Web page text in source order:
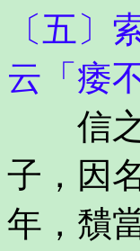
〔五〕
云「痿
信之
子，因
年，穨